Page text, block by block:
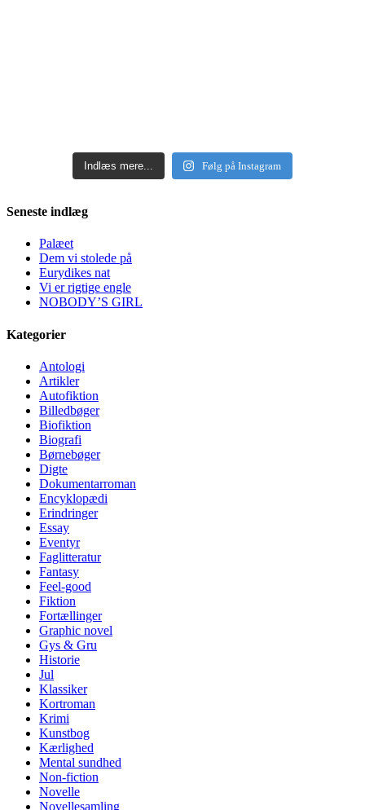
Indlæs mere... Følg på Instagram
Seneste indlæg
Palæet
Dem vi stolede på
Eurydikes nat
Vi er rigtige engle
NOBODY’S GIRL
Kategorier
Antologi
Artikler
Autofiktion
Billedbøger
Biofiktion
Biografi
Børnebøger
Digte
Dokumentarroman
Encyklopædi
Erindringer
Essay
Eventyr
Faglitteratur
Fantasy
Feel-good
Fiktion
Fortællinger
Graphic novel
Gys & Gru
Historie
Jul
Klassiker
Kortroman
Krimi
Kunstbog
Kærlighed
Mental sundhed
Non-fiction
Novelle
Novellesamling